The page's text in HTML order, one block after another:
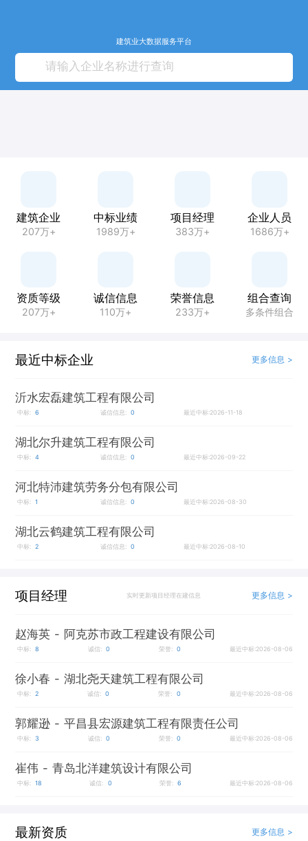
建筑业大数据服务平台
建筑企业
207万+
中标业绩
1989万+
项目经理
383万+
企业人员
1686万+
资质等级
207万+
诚信信息
110万+
荣誉信息
233万+
组合查询
多条件组合
最近中标企业 更多信息 >
沂水宏磊建筑工程有限公司
中标: 6 诚信信息: 0 最近中标:2026-11-18
湖北尔升建筑工程有限公司
中标: 4 诚信信息: 0 最近中标:2026-09-22
河北特沛建筑劳务分包有限公司
中标: 1 诚信信息: 0 最近中标:2026-08-30
湖北云鹤建筑工程有限公司
中标: 2 诚信信息: 0 最近中标:2026-08-10
项目经理 实时更新项目经理在建信息 更多信息 >
赵海英 - 阿克苏市政工程建设有限公司
中标: 8 诚信: 0 荣誉: 0 最近中标:2026-08-06
徐小春 - 湖北尧天建筑工程有限公司
中标: 2 诚信: 0 荣誉: 0 最近中标:2026-08-06
郭耀逊 - 平昌县宏源建筑工程有限责任公司
中标: 3 诚信: 0 荣誉: 0 最近中标:2026-08-06
崔伟 - 青岛北洋建筑设计有限公司
中标: 18 诚信: 0 荣誉: 6 最近中标:2026-08-06
最新资质 更多信息 >